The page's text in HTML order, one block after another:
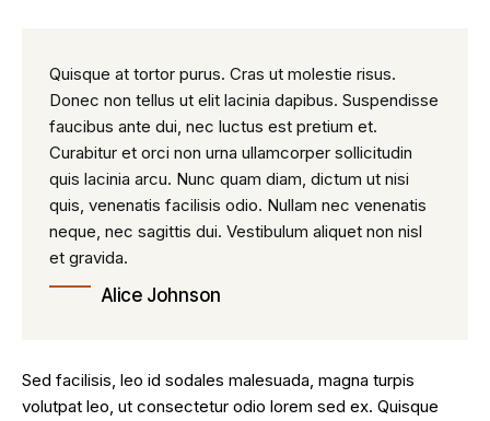
Quisque at tortor purus. Cras ut molestie risus.
Donec non tellus ut elit lacinia dapibus. Suspendisse
faucibus ante dui, nec luctus est pretium et.
Curabitur et orci non urna ullamcorper sollicitudin
quis lacinia arcu. Nunc quam diam, dictum ut nisi
quis, venenatis facilisis odio. Nullam nec venenatis
neque, nec sagittis dui. Vestibulum aliquet non nisl
et gravida.
Alice Johnson
Sed facilisis, leo id sodales malesuada, magna turpis
volutpat leo, ut consectetur odio lorem sed ex. Quisque